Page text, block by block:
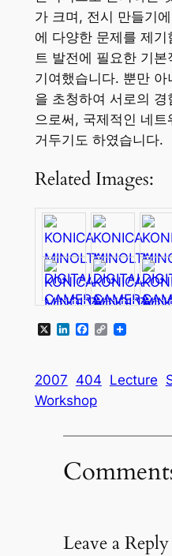
가 크며, 전시 만들기
에 다양한 문제를 제
트 발전에 필요한 기
기여했습니다. 뿐만
을 초청하여 서로의
으로써, 국제적인 네
거두기도 하였습니다.
Related Images:
X LinkedIn
Facebook
Copy
2007 404 Lecture
Workshop
Leave a Reply